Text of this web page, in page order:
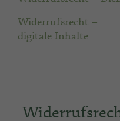
Widerrufsrecht –
digitale Inhalte